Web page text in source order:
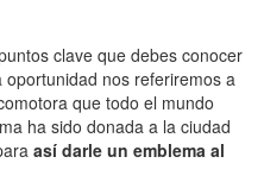
clave que debes conocer
nos referiremos a
que todo el mundo
ha sido donada a la ciudad
así darle un emblema al